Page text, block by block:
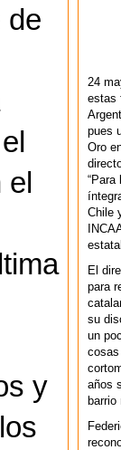
de
y
24
estas
pues
Oro
“Para
Chile
El
para
su
un
cosas
años